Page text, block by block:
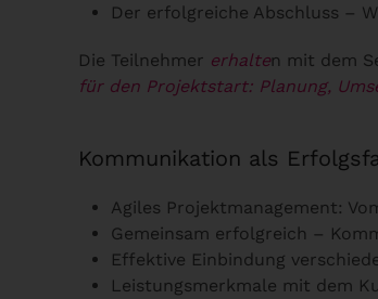
Der erfolgreiche Abschluss –
Die Teilnehmer erhalten mit dem
für den Projektstart: Planung,
Kommunikation als
Agiles Projektmanagement:
Gemeinsam erfolgreich –
Effektive Einbindung
Leistungsmerkmale mit dem